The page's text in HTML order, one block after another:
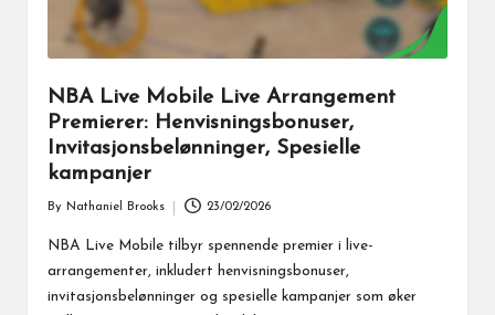
NBA Live Mobile Live Arrangement
Premierer: Henvisningsbonuser,
Invitasjonsbelønninger, Spesielle
kampanjer
by
By Nathaniel Brooks 23/02/2026
NBA Live Mobile tilbyr spennende premier i live-
arrangementer, inkludert henvisningsbonuser,
invitasjonsbelønninger og spesielle kampanjer som øker